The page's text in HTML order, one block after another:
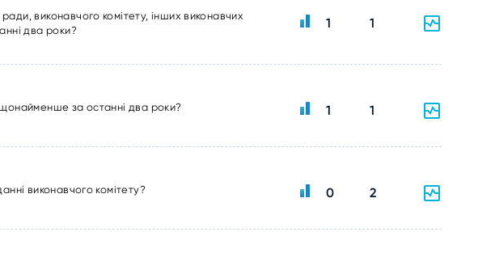
виконавчого комітету, інших виконавчих
два роки?
1 1
за останні два роки? 1 1
виконавчого комітету? 0 2